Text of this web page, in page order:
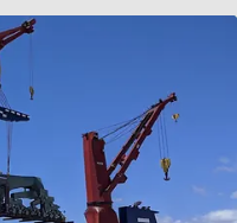
pokonanej przez 50 pojazdów